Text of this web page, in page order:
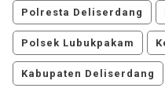
Polresta Deliserdang
Polsek Lubukpakam
Kabupaten Deliserdang